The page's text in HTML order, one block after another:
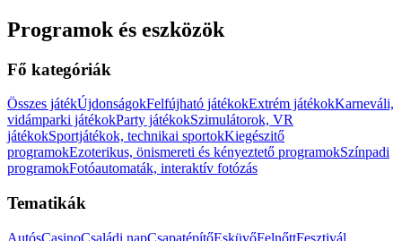
Programok és eszközök
Fő kategóriák
Összes játékÚjdonságokFelfújható játékokExtrém játékokKarneváli,
vidámparki játékokParty játékokSzimulátorok, VR
játékokSportjátékok, technikai sportokKiegészitő
programokEzoterikus, önismereti és kényeztető programokSzínpadi
programokFotóautomaták, interaktív fotózás
Tematikák
AutósCasinoCsaládi napCsapatépítőEsküvőFelnőttFesztivál,